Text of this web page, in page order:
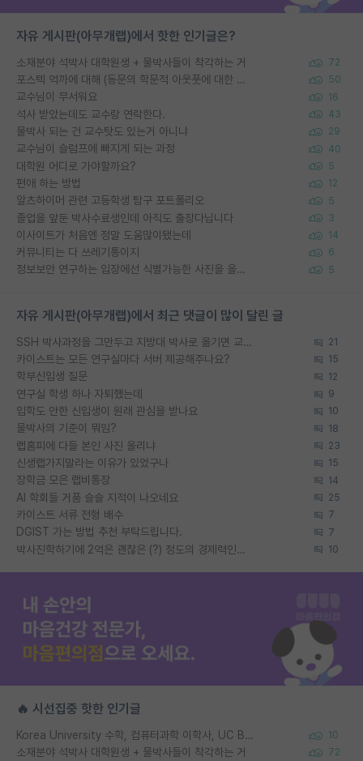
자유 게시판(아무개랩)에서 핫한 인기글은?
소재분야 석박사 대학원생 + 물박사들이 착각하는 거 72
포스텍 억까에 대해 (동문의 학문적 아웃풋에 대한 반박) 50
교수님이 무서워요 16
석사 받았는데도 교수랑 연락한다. 43
물박사 되는 건 교수탓도 있는거 아니냐 29
교수님이 슬럼프에 빠지게 되는 과정 40
대학원 어디로 가야할까요? 5
편애 하는 방법 12
알츠하이머 관련 고등학생 탐구 포트폴리오 5
졸업을 앞둔 박사수료생인데 아직도 출장다닙니다 3
이사이트가 처음엔 정말 도움많이됐는데 14
커뮤니티는 다 쓰레기통이지 6
정보보안 연구하는 입장에선 식별가능한 사진을 올리는건 비추이긴함 5
자유 게시판(아무개랩)에서 최근 댓글이 많이 달린 글
SSH 박사과정을 그만두고 지방대 박사로 옮기면 교수의 꿈은 끝일까요? 21
카이스트는 모든 연구실마다 서버 제공해주나요? 15
학부신입생 질문 12
연구실 학생 하나 자퇴했는데 9
입학도 안한 신입생이 원래 관심을 받나요 10
물박사의 기준이 뭐임? 18
랩홈피에 다들 본인 사진 올리냐 23
신생랩가지말라는 이유가 있었구나 15
장학금 모은 랩비통장 14
AI 학회들 거품 슬슬 지적이 나오네요 25
카이스트 서류 전형 배수 7
DGIST 가는 방법 추천 부탁드립니다. 7
박사진학하기에 2억은 괜찮은 (?) 정도의 경제력인가요 10
🔥 시선집중 핫한 인기글
Korea University 수학, 컴퓨터과학 이학사, UC Berkeley 산업공학 대학원 공학박사가 되는 것은 쉽지 않겠죠? 10
소재분야 석박사 대학원생 + 물박사들이 착각하는 거 72